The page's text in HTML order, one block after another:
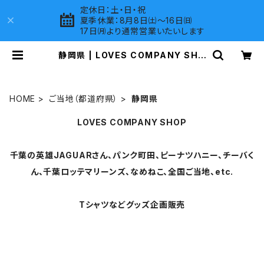
定休日：土・日・祝
夏季休業：8月8日㈯～16日㈰
17日㈪より通常営業いたいします
静岡県 | LOVES COMPANY SHO
HOME ご当地（都道府県） 静岡県
LOVES COMPANY SHOP
千葉の英雄JAGUARさん、パンク町田、ピーナツハニー、チーバく
ん、千葉ロッテマリーンズ、なめねこ、全国ご当地、etc.
Tシャツなどグッズ企画販売